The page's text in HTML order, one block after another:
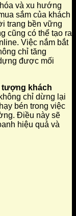
và xu hướng
sắm của khách
trang bền vững
cũng có thể tạo ra
Việc nắm bắt
chỉ tăng
được mối
khách
không chỉ dừng lại
bén trong việc
Điều này sẽ
hiệu quả và